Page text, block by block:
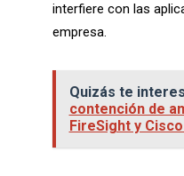
interfiere con las
empresa.
Quizás te
contención de
FireSight y Cisco